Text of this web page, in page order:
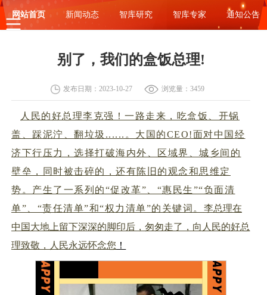
网站首页 新闻动态 智库研究 智库专家 通知公告
别了，我们的盒饭总理!
发布日期：2023-10-27 浏览量：3459
人民的好总理李克强！一路走来，吃盒饭、开锅
盖、踩泥泞、翻垃圾......。大国的CEO!面对中国经
济下行压力，选择打破海内外、区域界、城乡间的
壁垒，同时被击碎的，还有陈旧的观念和思维定
势。产生了一系列的“促改革”、“惠民生”“负面清
单”、“责任清单”和“权力清单”的关键词。 李总理在
中国大地上留下深深的脚印后，匆匆走了，向人民的好总
理致敬，人民永远怀念您 ！